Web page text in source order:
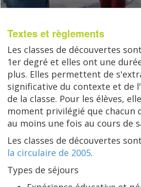
Textes et règlements
Les classes de découvertes
1er degré et elles ont une
plus. Elles permettent de
significative du contexte et de
de la classe. Pour les élèves,
moment privilégié que chacun
au moins une fois au cours de
Les classes de découvertes
la circulaire de 2005.
Types de séjours